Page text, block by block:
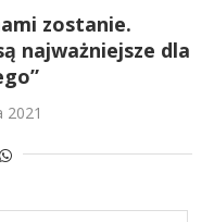
zostanie.
najważniejsze dla
2021